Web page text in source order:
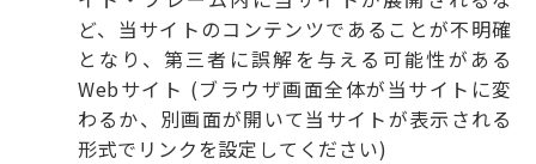
ど、当サイトのコンテンツであることが不明確
となり、第三者に誤解を与える可能性がある
Webサイト (ブラウザ画面全体が当サイトに変
わるか、別画面が開いて当サイトが表示される
形式でリンクを設定してください)